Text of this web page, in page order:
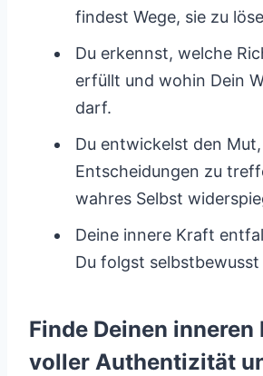
findest Wege, sie zu
Du erkennst, welche
erfüllt und wohin Dein
darf.
Du entwickelst den Mut,
Entscheidungen zu
wahres Selbst
Deine innere Kraft
Du folgst selbstbewusst
Finde Deinen inneren
voller Authentizität